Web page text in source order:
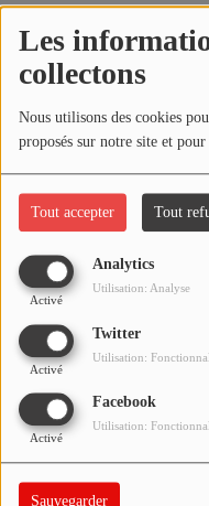
Les
collectons
Nous utilisons des cookies
proposés sur notre site et
Tout accepter Tout
Analytics
Activé
Utilisation: Analyse
Twitter
Activé
Utilisation:
Facebook
Activé
Utilisation:
Sauvegarder
NOS PROGRAMMES COURTS
ARCHIVES - SAISONS
VOS ÉMISSIONS EN IMAGES
PHOTOS
ANNONCEURS & ESPACE
VOTRE PUBLICITÉ SUR
LOCATION DE STUDIOS
ÉDUCATION AUX MÉDIAS
L'INFORMATION
EN QUOI ÇA CONSISTE ?
ÉCOUTEZ LES
Écouter le podcast
Télécharger le podcast
Réécoutez l'émission ÇA
!